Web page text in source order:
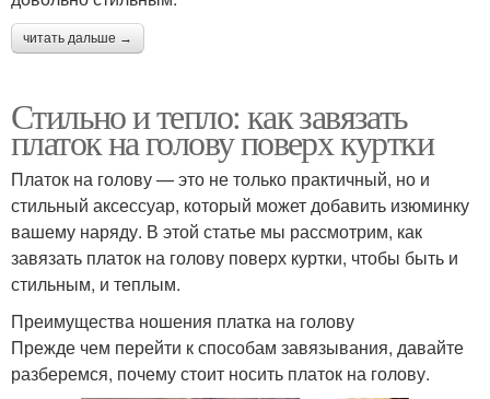
читать дальше →
Стильно и тепло: как завязать
платок на голову поверх куртки
Платок на голову — это не только практичный, но и
стильный аксессуар, который может добавить изюминку
вашему наряду. В этой статье мы рассмотрим, как
завязать платок на голову поверх куртки, чтобы быть и
стильным, и теплым.
Преимущества ношения платка на голову
Прежде чем перейти к способам завязывания, давайте
разберемся, почему стоит носить платок на голову.